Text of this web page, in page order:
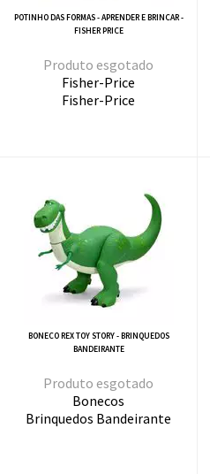
POTINHO DAS FORMAS - APRENDER E BRINCAR -
FISHER PRICE
esgotado
Fisher-Price
Fisher-Price
BONECO REX TOY STORY - BRINQUEDOS
BANDEIRANTE
esgotado
Bonecos
Brinquedos Bandeirante